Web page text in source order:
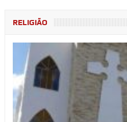
RELIGIÃO